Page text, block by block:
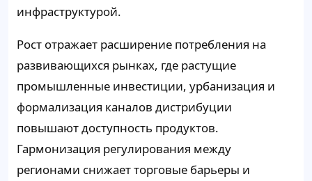
инфраструктурой.
Рост отражает расширение потребления на
развивающихся рынках, где растущие
промышленные инвестиции, урбанизация и
формализация каналов дистрибуции
повышают доступность продуктов.
Гармонизация регулирования между
регионами снижает торговые барьеры и